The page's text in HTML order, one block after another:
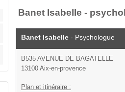
Banet Isabelle -
Banet Isabelle - Psychologue
B535 AVENUE DE BAGATELLE
13100 Aix-en-provence
Plan et itinéraire :